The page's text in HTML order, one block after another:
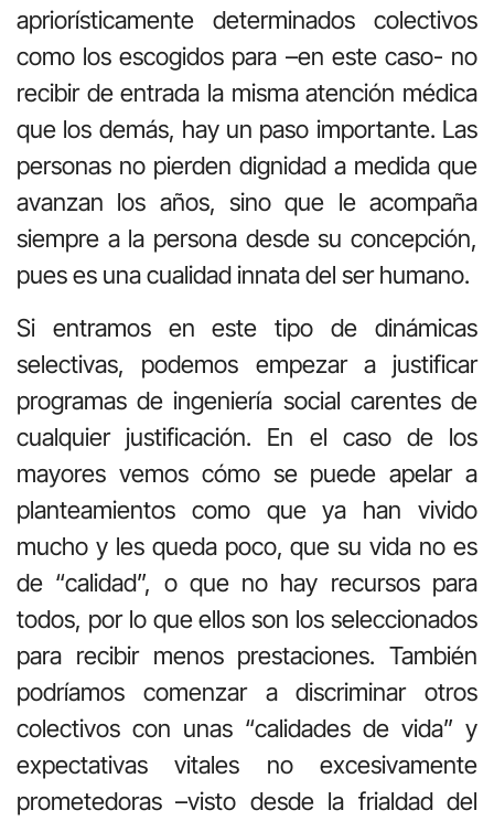
apriorísticamente determinados colectivos
como los escogidos para –en este caso- no
recibir de entrada la misma atención médica
que los demás, hay un paso importante. Las
personas no pierden dignidad a medida que
avanzan los años, sino que le acompaña
siempre a la persona desde su concepción,
pues es una cualidad innata del ser humano.
Si entramos en este tipo de dinámicas
selectivas, podemos empezar a justificar
programas de ingeniería social carentes de
cualquier justificación. En el caso de los
mayores vemos cómo se puede apelar a
planteamientos como que ya han vivido
mucho y les queda poco, que su vida no es
de “calidad”, o que no hay recursos para
todos, por lo que ellos son los seleccionados
para recibir menos prestaciones. También
podríamos comenzar a discriminar otros
colectivos con unas “calidades de vida” y
expectativas vitales no excesivamente
prometedoras –visto desde la frialdad del